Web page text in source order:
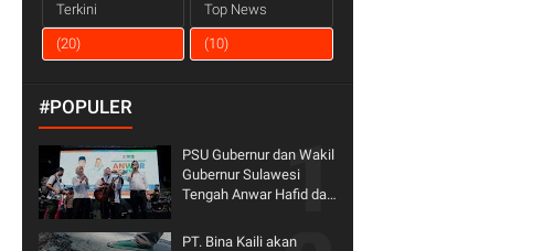
Terkini
(20)
Top News
(10)
#POPULER
PSU Gubernur dan Wakil
Gubernur Sulawesi
Tengah Anwar Hafid dan
Telak
PT. Bina Kaili akan